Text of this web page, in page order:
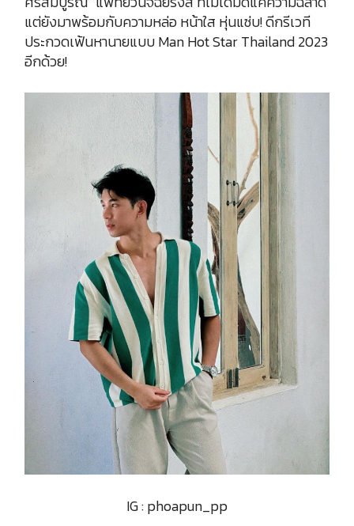
แต่ยังมาพร้อมกับความหล่อ หน้าใส หุ่นแซ่บ! ดีกรีเวที
ประกวดเฟ้นหานายแบบ Man Hot Star Thailand 2023
อีกด้วย!
IG : phoapun_pp